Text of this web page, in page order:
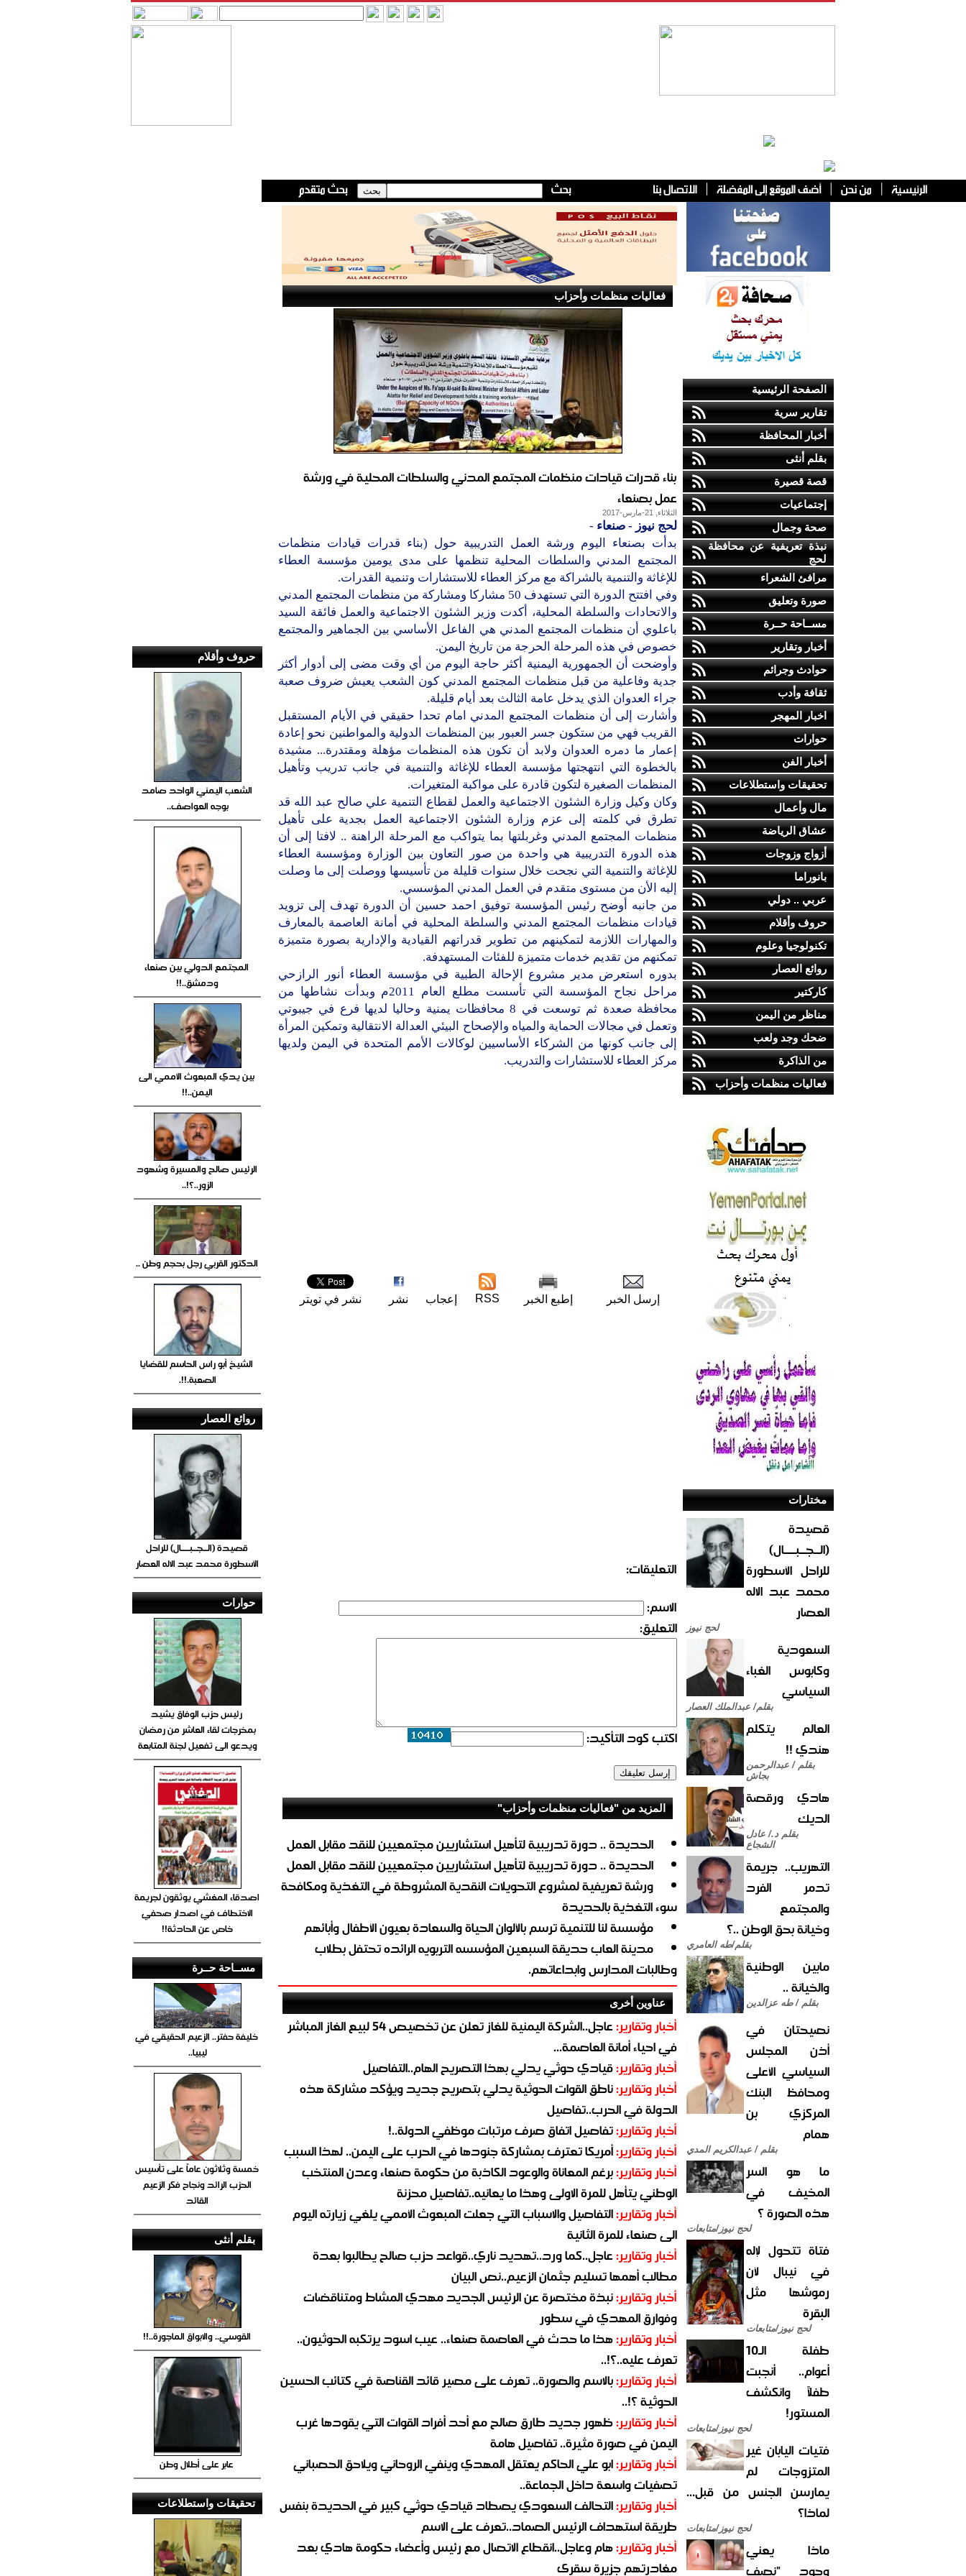
الصفحة الرئيسية
تقارير سرية
أخبار المحافظة
بقلم أنثى
قصة قصيرة
إجتماعيات
صحة وجمال
نبذة تعريفية عن محافظة
لحج
مرافئ الشعراء
صورة وتعليق
مســاحة حــرة
أخبار وتقارير
حوادث وجرائم
ثقافة وأدب
اخبار المهجر
حوارات
أخبار الفن
تحقيقات واستطلاعات
مال وأعمال
عشاق الرياضة
أزواج وزوجات
بانوراما
عربي .. دولي
حروف وأقلام
تكنولوجيا وعلوم
روائع العصار
كاركتير
مناظر من اليمن
ضحك وجد ولعب
من الذاكرة
فعاليات منظمات وأحزاب
مختارات
قصيدة
(الــجــبــــال)
للراحل الأسطورة
محمد عبد الاله
العصار
لحج نيوز
السعودية
وكابوس الغباء
السياسي
بقلم/ عبدالملك العصار
العالم يتكلم
هندي !!
بقلم / عبدالرحمن
بجاش
هادي ورقصة
الديك
بقلم د./ عادل
الشجاع
التهريب.. جريمة
تدمر الفرد
والمجتمع
وخيانة بحق الوطن ..؟
بقلم/طه العامري
مابين الوطنية
والخيانة ..
بقلم / طه عزالدين
نصيحتان في
أذن المجلس
السياسي الأعلى
ومحافظ البنك
المركزي بن
همام
بقلم / عبدالكريم المدي
ما هو السر
المخيف في
هذه الصورة ؟
لحج نيوز/متابعات
فتاة تتحول لإله
في نيبال لأن
رموشها مثل
البقرة
لحج نيوز/متابعات
طفلة الـ10
أعوام.. أنجبت
طفلاً وانكشف
المستور!
لحج نيوز/متابعات
فتيات اليابان غير
المتزوجات لم
يمارسن الجنس من قبل...
لماذا؟
لحج نيوز/متابعات
ماذا يعني
وجود "نصف
فعاليات منظمات وأحزاب
بناء قدرات قيادات منظمات المجتمع المدني والسلطات المحلية في ورشة
عمل بصنعاء
الثلاثاء, 21-مارس-2017
لحج نيوز - صنعاء -
بدأت بصنعاء اليوم ورشة العمل التدريبية حول (بناء قدرات قيادات منظمات
المجتمع المدني والسلطات المحلية تنظمها على مدى يومين مؤسسة العطاء
للإغاثة والتنمية بالشراكة مع مركز العطاء للاستشارات وتنمية القدرات.
وفي افتتح الدورة التي تستهدف 50 مشاركا ومشاركة من منظمات المجتمع المدني
والاتحادات والسلطة المحلية، أكدت وزير الشئون الاجتماعية والعمل فائقة السيد
باعلوي أن منظمات المجتمع المدني هي الفاعل الأساسي بين الجماهير والمجتمع
خصوص في هذه المرحلة الحرجة من تاريخ اليمن.
وأوضحت أن الجمهورية اليمنية أكثر حاجة اليوم من أي وقت مضى إلى أدوار أكثر
جدية وفاعلية من قبل منظمات المجتمع المدني كون الشعب يعيش ضروف صعبة
جراء العدوان الذي يدخل عامة الثالث بعد أيام قليلة.
وأشارت إلى أن منظمات المجتمع المدني امام تحدا حقيقي في الأيام المستقبل
القريب فهي من ستكون جسر العبور بين المنظمات الدولية والمواطنين نحو إعادة
إعمار ما دمره العدوان ولابد أن تكون هذه المنظمات مؤهلة ومقتدرة... مشيدة
بالخطوة التي انتهجتها مؤسسة العطاء للإغاثة والتنمية في جانب تدريب وتأهيل
المنظمات الصغيرة لتكون قادرة على مواكبة المتغيرات.
وكان وكيل وزارة الشئون الاجتماعية والعمل لقطاع التنمية علي صالح عبد الله قد
تطرق في كلمته إلى عزم وزارة الشئون الاجتماعية العمل بجدية على تأهيل
منظمات المجتمع المدني وغربلتها بما يتواكب مع المرحلة الراهنة .. لافتا إلى أن
هذه الدورة التدريبية هي واحدة من صور التعاون بين الوزارة ومؤسسة العطاء
للإغاثة والتنمية التي نجحت خلال سنوات قليلة من تأسيسها ووصلت إلى ما وصلت
إليه الأن من مستوى متقدم في العمل المدني المؤسسي.
من جانبه أوضح رئيس المؤسسة توفيق احمد حسين أن الدورة تهدف إلى تزويد
قيادات منظمات المجتمع المدني والسلطة المحلية في أمانة العاصمة بالمعارف
والمهارات اللازمة لتمكينهم من تطوير قدراتهم القيادية والإدارية بصورة متميزة
تمكنهم من تقديم خدمات متميزة للفئات المستهدفة.
بدوره استعرض مدير مشروع الإحالة الطبية في مؤسسة العطاء أنور الرازحي
مراحل نجاح المؤسسة التي تأسست مطلع العام 2011م وبدأت نشاطها من
محافظة صعدة ثم توسعت في 8 محافظات يمنية وحاليا لديها فرع في جيبوتي
وتعمل في مجالات الحماية والمياه والإصحاح البيئي العدالة الانتقالية وتمكين المرأة
إلى جانب كونها من الشركاء الأساسيين لوكالات الأمم المتحدة في اليمن ولديها
مركز العطاء للاستشارات والتدريب.
إرسل الخبر إطبع الخبر RSS إعجاب نشر نشر في تويتر
التعليقات:
الاسم:
التعليق:
اكتب كود التأكيد:
المزيد من "فعاليات منظمات وأحزاب"
الحديدة .. دورة تدريبية لتأهيل استشاريين مجتمعيين للنقد مقابل العمل
الحديدة .. دورة تدريبية لتأهيل استشاريين مجتمعيين للنقد مقابل العمل
ورشة تعريفية لمشروع التحويلات النقدية المشروطة في التغذية ومكافحة
سوء التغذية بالحديدة
مؤسسة لنا للتنمية ترسم بالألوان الحياة والسعادة بعيون الأطفال وأبائهم
مدينة العاب حديقة السبعين المؤسسه التربويه الرائده تحتفل بطلاب
وطالبات المدارس وابداعاتهم.
عناوين أخرى
أخبار وتقارير:
عاجل..الشركة اليمنية للغاز تعلن عن تخصيص 54 لبيع الغاز المباشر
في احياء أمانة العاصمة...
أخبار وتقارير:قيادي حوثي يدلي بهذا التصريح الهام..التفاصيل
أخبار وتقارير:ناطق القوات الحوثية يدلي بتصريح جديد ويؤكد مشاركة هذه
الدولة في الحرب..تفاصيل
أخبار وتقارير:تفاصيل اتفاق صرف مرتبات موظفي الدولة..!
أخبار وتقارير:أمريكا تعترف بمشاركة جنودها في الحرب على اليمن.. لهذا السبب
أخبار وتقارير:برغم المعاناة والوعود الكاذبة من حكومة صنعاء وعدن المنتخب
الوطني يتأهل للمرة الاولى وهذا ما يعانيه..تفاصيل محزنة
أخبار وتقارير:التفاصيل والاسباب التي جعلت المبعوث الأممي يلغي زيارته اليوم
الى صنعاء للمرة الثانية
أخبار وتقارير:عاجل..كما ورد..تهديد ناري..قواعد حزب صالح يطالبوا بعدة
مطالب أهمها تسليم جثمان الزعيم..نص البيان
أخبار وتقارير:نبذة مختصرة عن الرئيس الجديد مهدي المشاط ومتناقضات
وفوارق المهدي في سطور
أخبار وتقارير:هذا ما حدث في العاصمة صنعاء.. عيب اسود يرتكبه الحوثيون..
تعرف عليه..؟!..
أخبار وتقارير:بالاسم والصورة.. تعرف على مصير قائد القناصة في كتائب الحسين
الحوثية ؟!..
أخبار وتقارير:ظهور جديد طارق صالح مع أحد أفراد القوات التي يقودها غرب
اليمن في صورة مثيرة.. تفاصيل هامة
أخبار وتقارير:ابو علي الحاكم يعتقل المهدي وينفي الروحاني ويلاحق الحصباني
تصفيات واسعة داخل الجماعة..
أخبار وتقارير:التحالف السعودي يصطاد قيادي حوثي كبير في الحديدة بنفس
طريقة استهداف الرئيس الصماد..تعرف على الاسم
أخبار وتقارير:هام وعاجل..انقطاع الاتصال مع رئيس وأعضاء حكومة هادي بعد
مغادرتهم جزيرة سقرى
حروف وأقلام
الشعب اليمني الواحد صامد
بوجه العواصف..
المجتمع الدولي بين صنعاء
ودمشق..!!
بين يدي المبعوث الأممي الى
اليمن..!!
الرئيس صالح والمسيرة وشهود
الزور..؟!..
الدكتور القربي رجل بحجم وطن ..
الشيخ أبو راس الحاسم للقضايا
الصعبة.!!.
روائع العصار
قصيدة (الــجــبــــال) للراحل
الأسطورة محمد عبد الاله العصار
حوارات
رئيس حزب الوفاق يشيد
بمخرجات لقاء العاشر من رمضان
ويدعو الى تفعيل لجنة المتابعة
اصدقاء المغشي يوثقون لجريمة
الاختطاف في اصدار صحفي
خاص عن الحادثة!!
مســاحة حــرة
خليفة حفتر.. الزعيم الحقيقي في
ليبيا..
خمسة وثلاثون عاماً على تأسيس
الحزب الرائد ونجاح فكر الزعيم
القائد
بقلم أنثى
القوسي.. والابواق الماجورة..!!
عابر على أطلال وطن
تحقيقات واستطلاعات